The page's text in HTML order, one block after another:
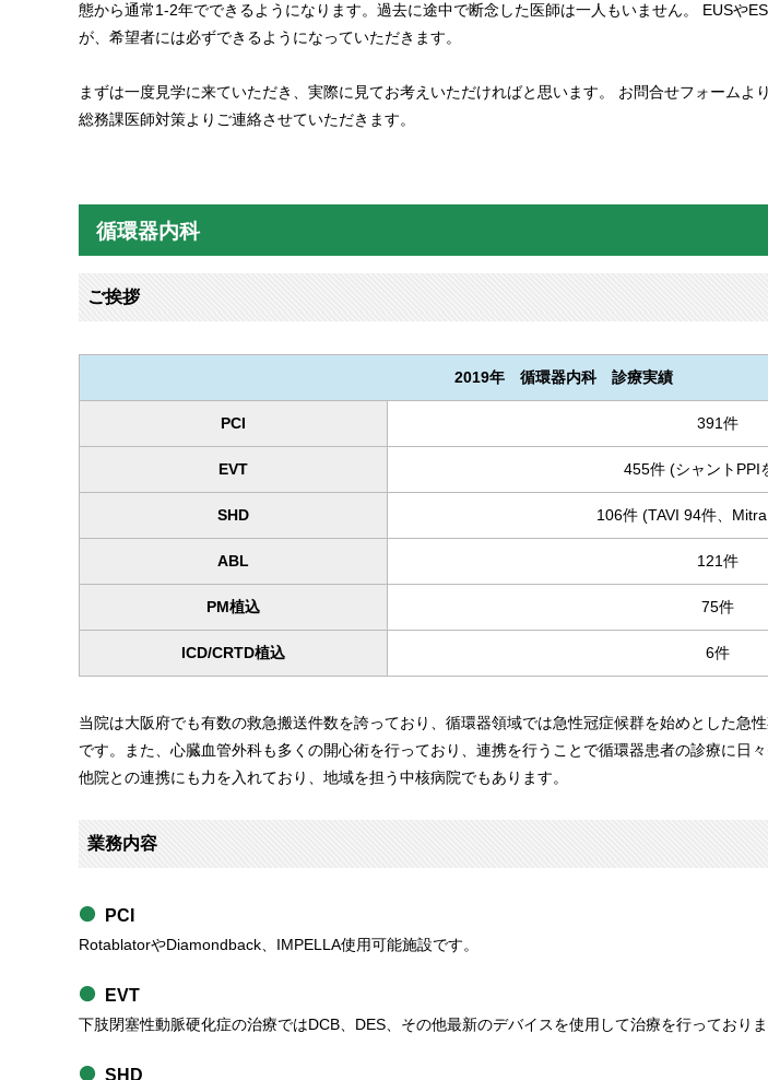
態から通常1-2年でできるようになります。過去に途中で断念した医師は一人もいません。 EUSや
が、希望者には必ずできるようになっていただきます。
まずは一度見学に来ていただき、実際に見てお考えいただければと思います。 お問合せフォームよ
総務課医師対策よりご連絡させていただきます。
循環器内科
ご挨拶
2019年 循環器内科 診療実績
PCI 391件
EVT 455件 (シャントPPI
SHD 106件 (TAVI 94件、
ABL 121件
PM植込 75件
ICD/CRTD植込 6件
当院は大阪府でも有数の救急搬送件数を誇っており、循環器領域では急性冠症候群を始めとした急
です。また、心臓血管外科も多くの開心術を行っており、連携を行うことで循環器患者の診療に日
他院との連携にも力を入れており、地域を担う中核病院でもあります。
業務内容
PCI
RotablatorやDiamondback、IMPELLA使用可能施設です。
EVT
下肢閉塞性動脈硬化症の治療ではDCB、DES、その他最新のデバイスを使用して治療を行っておりま
SHD